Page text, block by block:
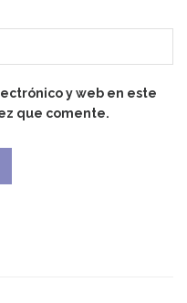
y web en este
que comente.